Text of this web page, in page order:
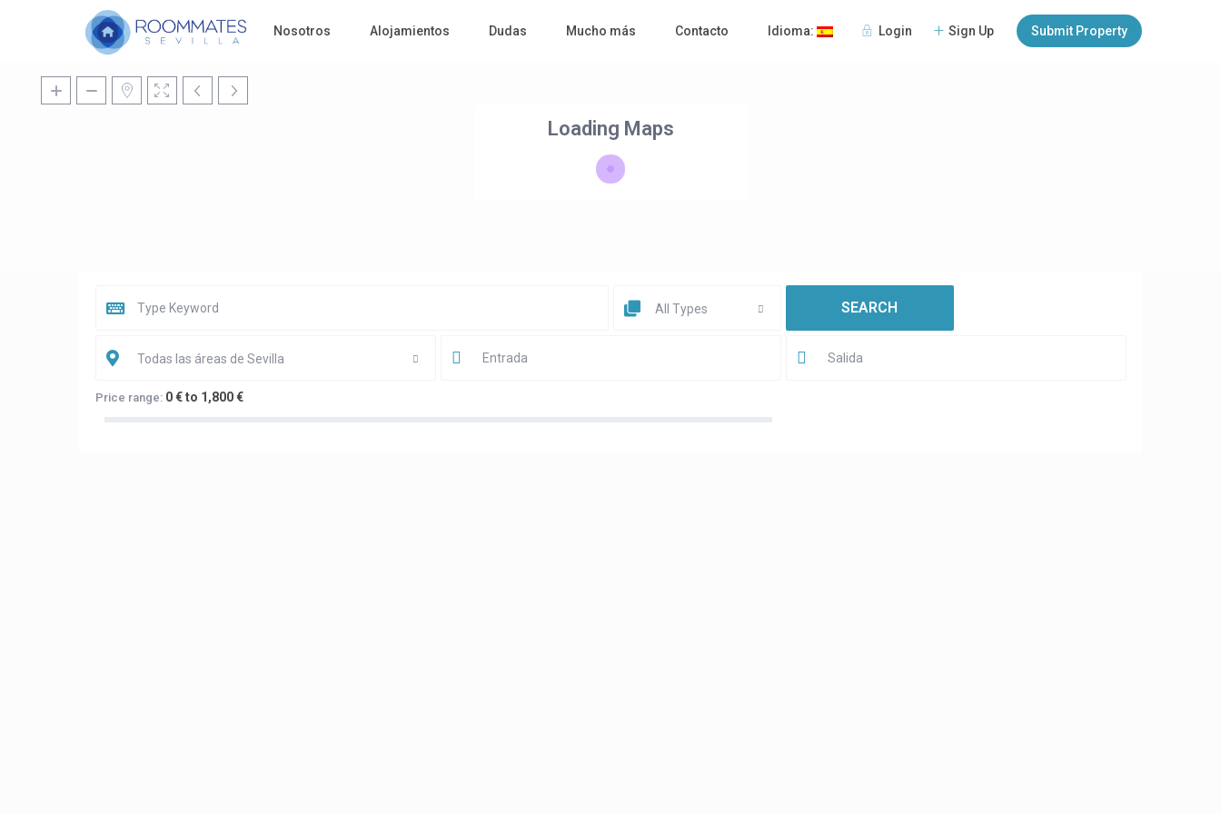
Login Sign Up Submit Property
Nosotros Alojamientos Dudas Mucho más Contacto Idioma:
Loading Maps
All Types
Todas las áreas de Sevilla
Price range: 0 € to 1,800 €